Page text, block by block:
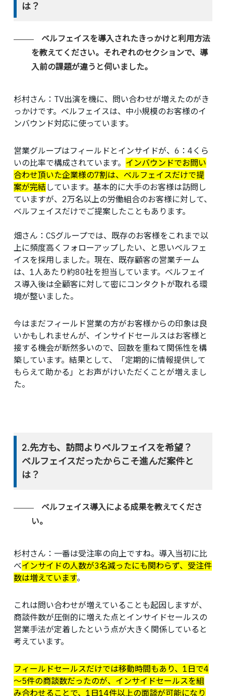
は？
ベルフェイスを導入されたきっかけと利用方法
を教えてください。それぞれのセクションで、導
入前の課題が違うと伺いました。
杉村さん： TV出演を機に、問い合わせが増えたのがき
っかけです。ベルフェイスは、中小規模のお客様のイ
ンバウンド対応に使っています。
営業グループはフィールドとインサイドが、6：4くら
いの比率で構成されています。 インバウンドでお問い
合わせ頂いた企業様の7割は、ベルフェイスだけで提
案が完結 しています。基本的に大手のお客様は訪問し
ていますが、2万名以上の労働組合のお客様に対して、
ベルフェイスだけでご提案したこともあります。
畑さん：CSグループでは、既存のお客様をこれまで以
上に頻度高くフォローアップしたい、と思いベルフェ
イスを採用しました。現在、既存顧客の営業チーム
は、1人あたり約80社を担当しています。べルフェイ
ス導入後は全顧客に対して密にコンタクトが取れる環
境が整いました。
今はまだフィールド営業の方がお客様からの印象は良
いかもしれませんが、インサイドセールスはお客様と
接する機会が断然多いので、回数を重ねて関係性を構
築しています。結果として、「定期的に情報提供して
もらえて助かる」とお声がけいただくことが増えまし
た。
2.先方も、訪問よりベルフェイスを希望？
ベルフェイスだったからこそ進んだ案件と
は？
ベルフェイス導入による成果を教えてくださ
い。
杉村さん： 一番は受注率の向上ですね。導入当初に比
べインサイドの人数が3名減ったにも関わらず、受注件
数は増えています。
これは問い合わせが増えていることも起因しますが、
商談件数が圧倒的に増えた点とインサイドセールスの
営業手法が定着したという点が大きく関係していると
考えています。
フィールドセールスだけでは移動時間もあり、1日で4
～5件の商談数だったのが、インサイドセールスを組
み合わせることで、1日14件以上の面談が可能になり